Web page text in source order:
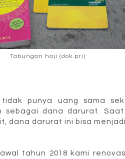
Tabungan haji (dok.pri)
punya uang sama
sebagai dana darurat.
dana darurat ini bisa
tahun 2018 kami